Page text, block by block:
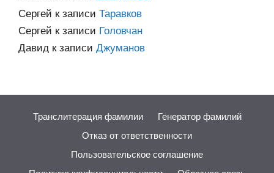
Сергей к записи Таравков
Сергей к записи Головчан
Давид к записи Джуманов
Транслитерация фамилии
Генератор фамилий
Отказ от ответственности
Пользовательское соглашение